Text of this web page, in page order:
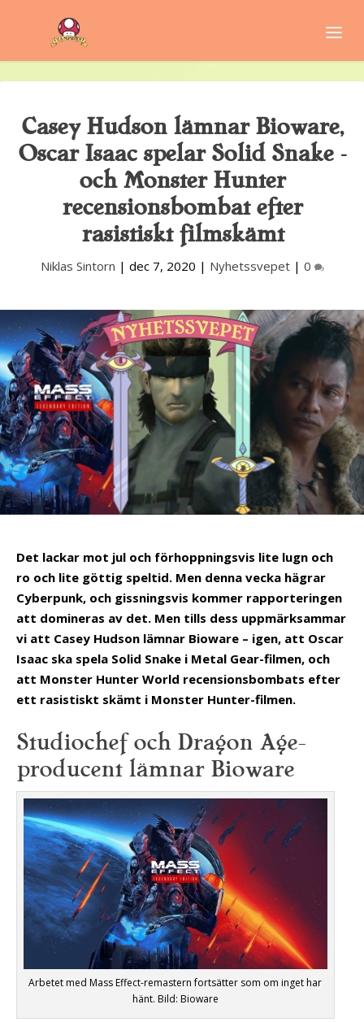
Casey Hudson lämnar Bioware,
Oscar Isaac spelar Solid Snake –
och Monster Hunter
recensionsbombat efter
rasistiskt filmskämt
Niklas Sintorn | dec 7, 2020 | Nyhetssvepet| 0
Det lackar mot jul och förhoppningsvis lite lugn och
ro och lite göttig speltid. Men denna vecka hägrar
Cyberpunk, och gissningsvis kommer rapporteringen
att domineras av det. Men tills dess uppmärksammar
vi att Casey Hudson lämnar Bioware – igen, att Oscar
Isaac ska spela Solid Snake i Metal Gear-filmen, och
att Monster Hunter World recensionsbombats efter
ett rasistiskt skämt i Monster Hunter-filmen.
Studiochef och Dragon Age-
producent lämnar Bioware
Arbetet med Mass Effect-remastern fortsätter som om inget har
hänt. Bild: Bioware